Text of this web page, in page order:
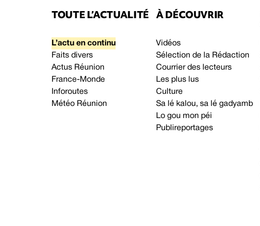
TOUTE L’ACTUALITÉ
L’actu en continu
Faits divers
Actus Réunion
France-Monde
Inforoutes
Météo Réunion
À DÉCOUVRIR
Vidéos
Sélection de la Rédaction
Courrier des lecteurs
Les plus lus
Culture
Sa lé kalou, sa lé gadyamb
Lo gou mon péi
Publireportages